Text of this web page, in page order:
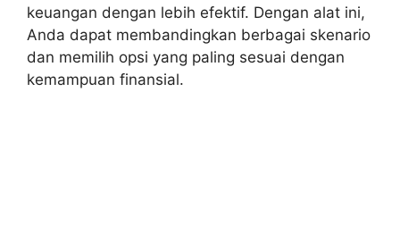
keuangan dengan lebih efektif. Dengan alat ini,
Anda dapat membandingkan berbagai skenario
dan memilih opsi yang paling sesuai dengan
kemampuan finansial.